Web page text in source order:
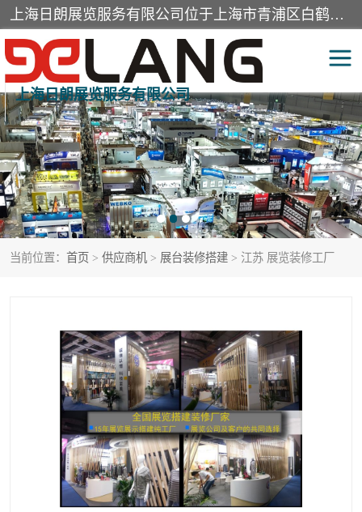
上海日朗展览服务有限公司位于上海市青浦区白鹤镇，营业范围有展览展示会务服务，室内装饰设计及施工，展示道具设计制作，舞台设计，图文设计，灯箱制作，园林绿化工程，广告装潢材料，建筑材料，办公用品，工艺礼品日用百货销售。
上海日朗展览服务有限公司
当前位置： 首页 > 供应商机 > 展台装修搭建 > 江苏 展览装修工厂
展台装修搭建 活动会议执行
展厅装修 专柜制作
展会装修设计 展会搭建
活动策划 展会服务